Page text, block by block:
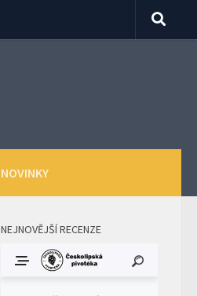
NOVINKY
NEJNOVĚJŠÍ RECENZE